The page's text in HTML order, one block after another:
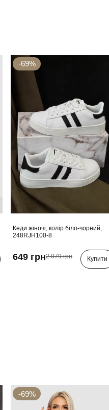
-69%
Кеди жіночі, колір біло-чорний,
248RJH100-8
649 грн2 079 грн Купити
-69%